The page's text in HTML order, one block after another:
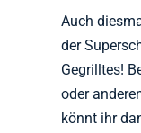
Auch
der
Gegrilltes!
oder
könnt ihr